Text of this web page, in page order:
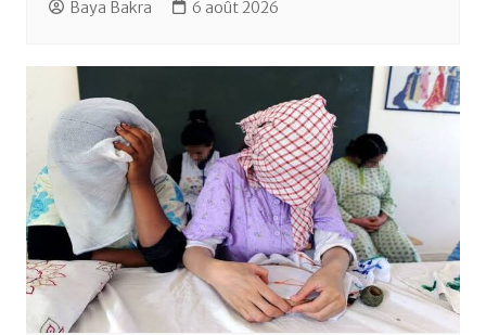
Baya Bakra 6 août 2026